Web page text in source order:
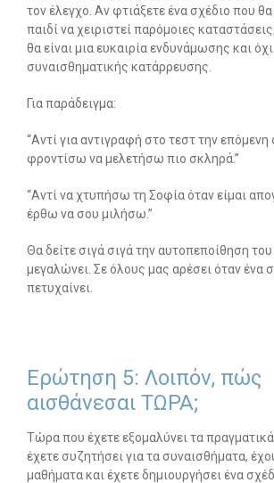
τον έλεγχο. Αν φτιάξετε ένα σχέδιο που
παιδί να χειριστεί παρόμοιες
θα είναι μια ευκαιρία ενδυνάμωσης και όχι
συναισθηματικής κατάρρευσης.
Για παράδειγμα:
“Αντί για αντιγραφή στο τεστ την
φροντίσω να μελετήσω πιο σκληρά.”
“Αντί να χτυπήσω τη Σοφία όταν είμαι
έρθω να σου μιλήσω.”
Θα δείτε σιγά σιγά την αυτοπεποίθηση
μεγαλώνει. Σε όλους μας αρέσει όταν ένα
πετυχαίνει.
Ερώτηση 5: Λοιπόν, πώς
αισθάνεσαι ΤΩΡΑ;
Τώρα που έχετε εξομαλύνει τα
έχετε συζητήσει για τα συναισθήματα,
μαθήματα και έχετε δημιουργήσει ένα